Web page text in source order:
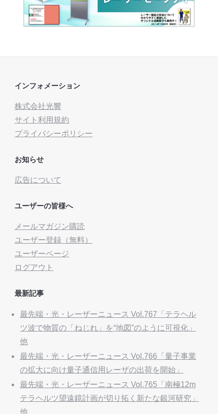
インフォメーション
株式会社光響
サイト利用規約
プライバシーポリシー
お知らせ
広告について
ユーザーの皆様へ
メールマガジン購読
ユーザー登録（無料）
ユーザーページ
ログアウト
最新記事
最先端・光・レーザーニュース Vol.767「テラヘル
ツ波で物質の「ねじれ」を“地図”のように可視化」
他
最先端・光・レーザーニュース Vol.766「量子事業
の拡大に向け量子通信用レーザの出荷を開始」
最先端・光・レーザーニュース Vol.765「南極12m
テラヘルツ望遠鏡計画が切り拓く新たな銀河研究」
他